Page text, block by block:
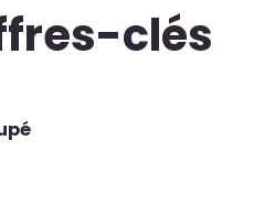
clés